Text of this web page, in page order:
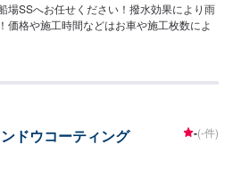
場SSへお任せください！撥水効果により雨
価格や施工時間などはお車や施工枚数によ
ドウコーティング -(-件)